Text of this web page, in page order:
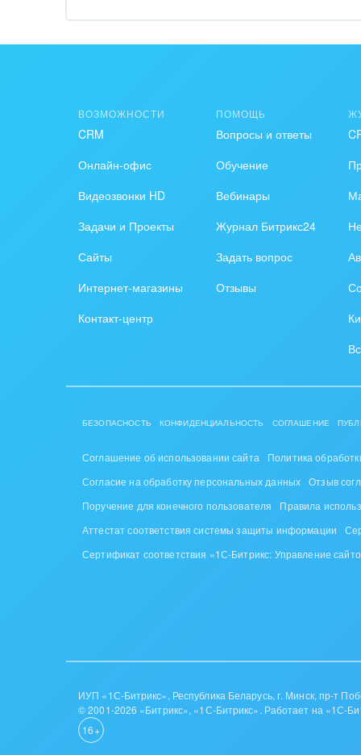
ВОЗМОЖНОСТИ
CRM
Онлайн-офис
Видеозвонки HD
Задачи и Проекты
Сайты
Интернет-магазины
Контакт-центр
ПОМОЩЬ
Вопросы и ответы
Обучение
Вебинары
Журнал Битрикс24
Задать вопрос
Отзывы
БЕЗОПАСНОСТЬ КОНФИДЕНЦИАЛЬНОСТЬ СОГЛАШЕНИЕ
Соглашение об использовании сайта
Политика
Согласие на обработку персональных данных Отзыв
Поручение для конечного пользователя
Правила
Аттестат соответствия системы защиты информации
Сертификат соответствия «1С-Битрикс: Управление
ИУП «1С-Битрикс», Республика Беларусь, г. Минск, пр-т
© 2001-2026 «Битрикс», «1С-Битрикс». Работает на «1С-
16+